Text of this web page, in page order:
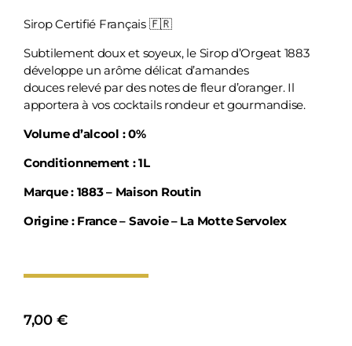
Sirop Certifié Français 🇫🇷
Subtilement doux et soyeux, le Sirop d’Orgeat 1883
développe un arôme délicat d’amandes
douces relevé par des notes de fleur d’oranger. Il
apportera à vos cocktails rondeur et gourmandise.
Volume d’alcool : 0%
Conditionnement : 1L
Marque : 1883 – Maison Routin
Origine : France – Savoie – La Motte Servolex
7,00 €